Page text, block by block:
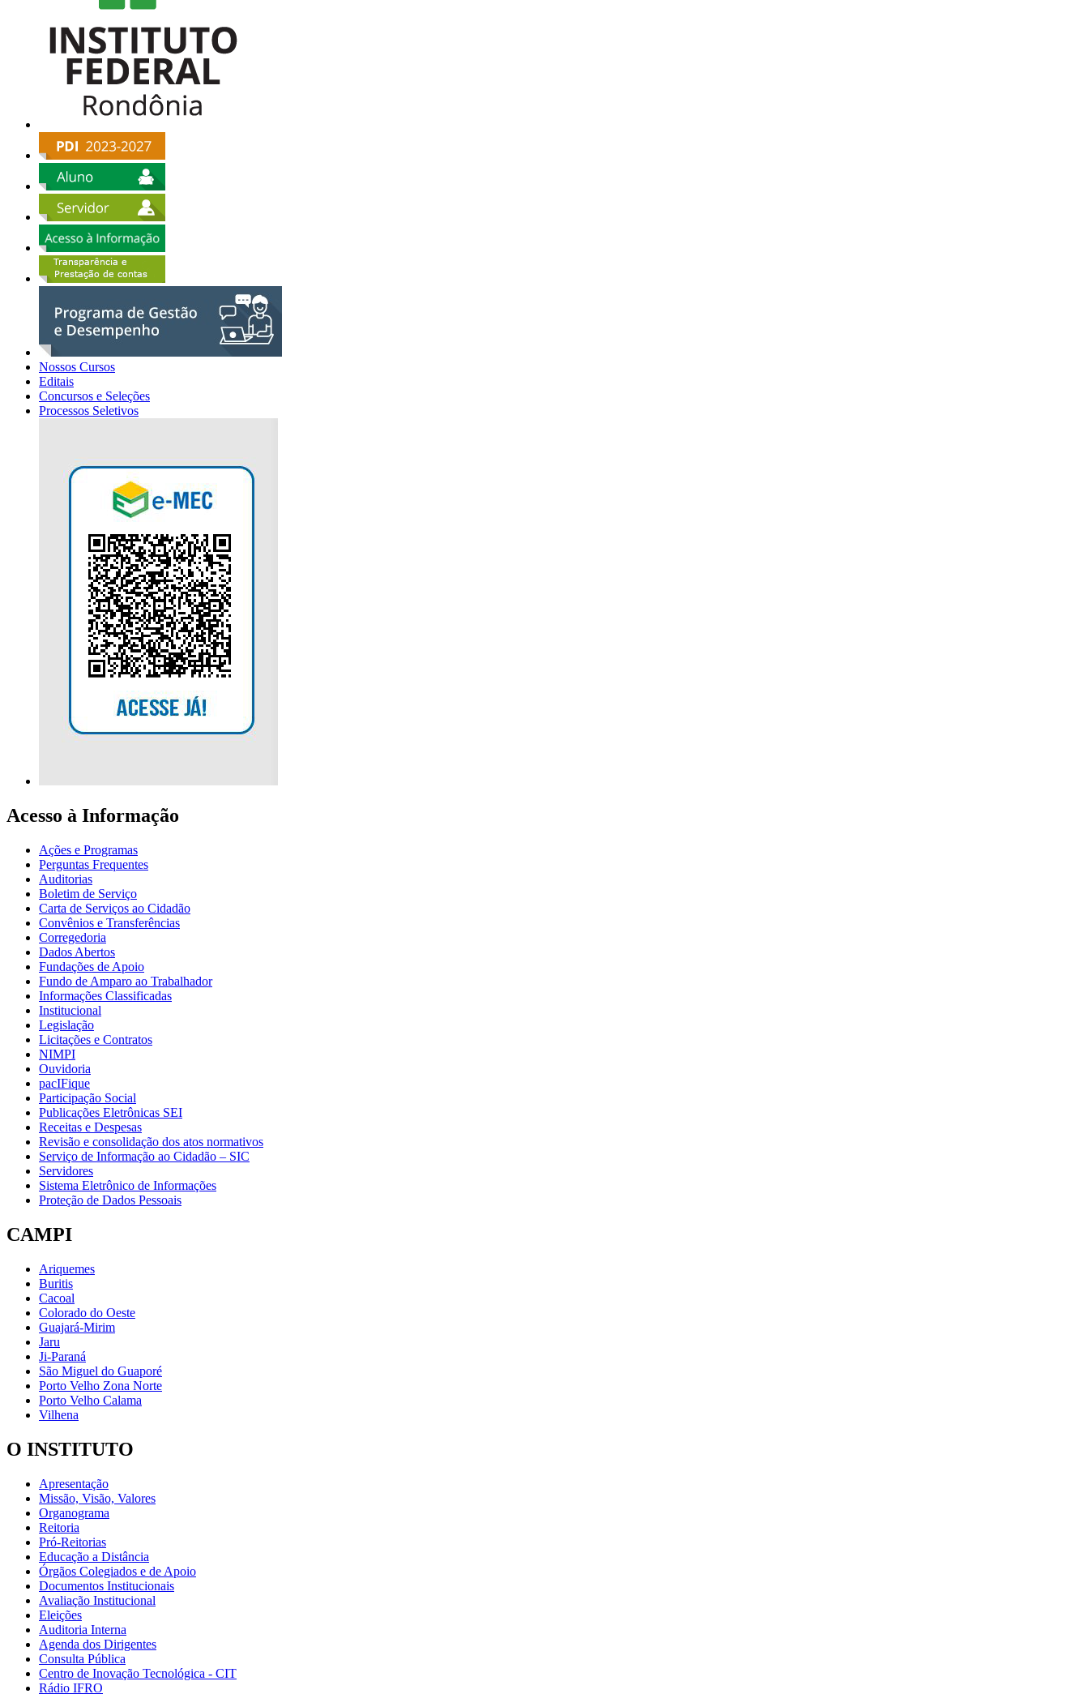
Nossos Cursos
Editais
Concursos e Seleções
Processos Seletivos
Acesso à Informação
Ações e Programas
Perguntas Frequentes
Auditorias
Boletim de Serviço
Carta de Serviços ao Cidadão
Convênios e Transferências
Corregedoria
Dados Abertos
Fundações de Apoio
Fundo de Amparo ao Trabalhador
Informações Classificadas
Institucional
Legislação
Licitações e Contratos
NIMPI
Ouvidoria
pacIFique
Participação Social
Publicações Eletrônicas SEI
Receitas e Despesas
Revisão e consolidação dos atos normativos
Serviço de Informação ao Cidadão – SIC
Servidores
Sistema Eletrônico de Informações
Proteção de Dados Pessoais
CAMPI
Ariquemes
Buritis
Cacoal
Colorado do Oeste
Guajará-Mirim
Jaru
Ji-Paraná
São Miguel do Guaporé
Porto Velho Zona Norte
Porto Velho Calama
Vilhena
O INSTITUTO
Apresentação
Missão, Visão, Valores
Organograma
Reitoria
Pró-Reitorias
Educação a Distância
Órgãos Colegiados e de Apoio
Documentos Institucionais
Avaliação Institucional
Eleições
Auditoria Interna
Agenda dos Dirigentes
Consulta Pública
Centro de Inovação Tecnológica - CIT
Rádio IFRO